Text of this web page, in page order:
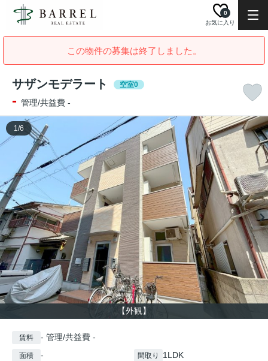
お気に入り
0
この物件の募集は終了しました。
サザンモデラート 空室0
- 管理/共益費 -
【外観】
1/6
賃料 - 管理/共益費 -
面積 - 間取り 1LDK